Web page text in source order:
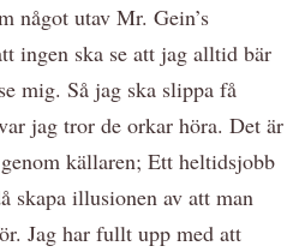
något utav Mr. Gein’s
ingen ska se att jag alltid bär
mig. Så jag ska slippa få
jag tror de orkar höra. Det är
källaren; Ett heltidsjobb
skapa illusionen av att man
Jag har fullt upp med att